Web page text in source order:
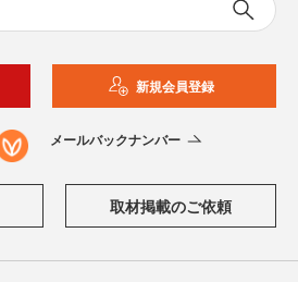
新規会員登録
メールバックナンバー
取材掲載のご依頼